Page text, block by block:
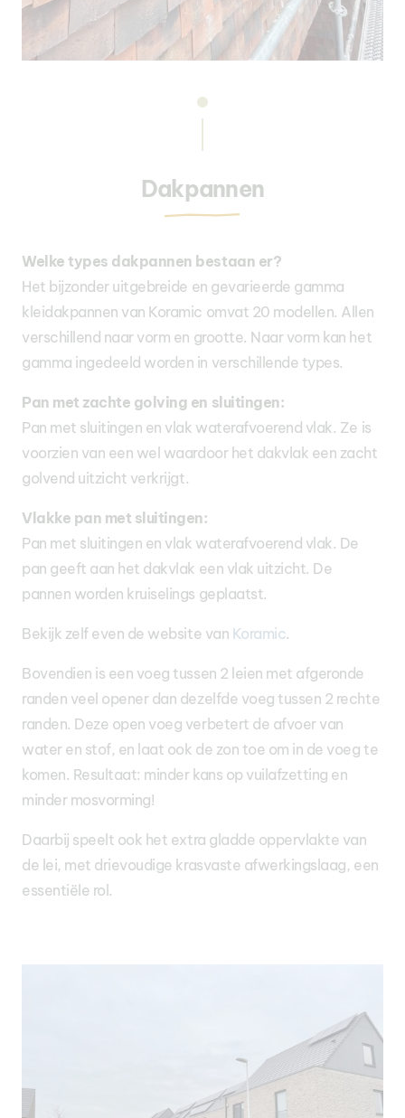
Dakpannen
Welke types dakpannen bestaan er?
Het bijzonder uitgebreide en gevarieerde gamma
kleidakpannen van Koramic omvat 20 modellen. Allen
verschillend naar vorm en grootte. Naar vorm kan het
gamma ingedeeld worden in verschillende types.
Pan met zachte golving en sluitingen:
Pan met sluitingen en vlak waterafvoerend vlak. Ze is
voorzien van een wel waardoor het dakvlak een zacht
golvend uitzicht verkrijgt.
Vlakke pan met sluitingen:
Pan met sluitingen en vlak waterafvoerend vlak. De
pan geeft aan het dakvlak een vlak uitzicht. De
pannen worden kruiselings geplaatst.
Bekijk zelf even de website van Koramic.
Bovendien is een voeg tussen 2 leien met afgeronde
randen veel opener dan dezelfde voeg tussen 2 rechte
randen. Deze open voeg verbetert de afvoer van
water en stof, en laat ook de zon toe om in de voeg te
komen. Resultaat: minder kans op vuilafzetting en
minder mosvorming!
Daarbij speelt ook het extra gladde oppervlakte van
de lei, met drievoudige krasvaste afwerkingslaag, een
essentiële rol.